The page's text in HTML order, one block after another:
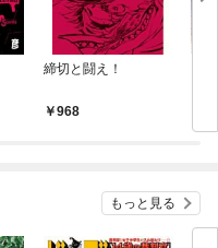
締切と闘え！
968
もっと見る